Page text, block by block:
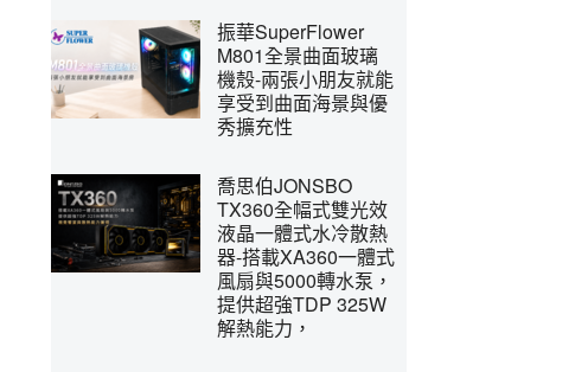
振華SuperFlower
M801全景曲面玻璃
機殼-兩張小朋友就能
享受到曲面海景與優
秀擴充性
喬思伯JONSBO
TX360全幅式雙光效
液晶一體式水冷散熱
器-搭載XA360一體式
風扇與5000轉水泵，
提供超強TDP 325W
解熱能力，